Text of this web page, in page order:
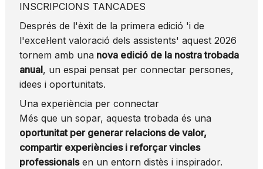
INSCRIPCIONS TANCADES
Després de l'èxit de la primera edició 'i de
l'excel·lent valoració dels assistents' aquest 2026
tornem amb unanova edició de la nostra trobada
anual, un espai pensat per connectar persones,
idees i oportunitats.
Una experiència per connectar
Més que un sopar, aquesta trobada és una
oportunitat per generar relacions de valor,
compartir experiències i reforçar vincles
professionalsen un entorn distès i inspirador.